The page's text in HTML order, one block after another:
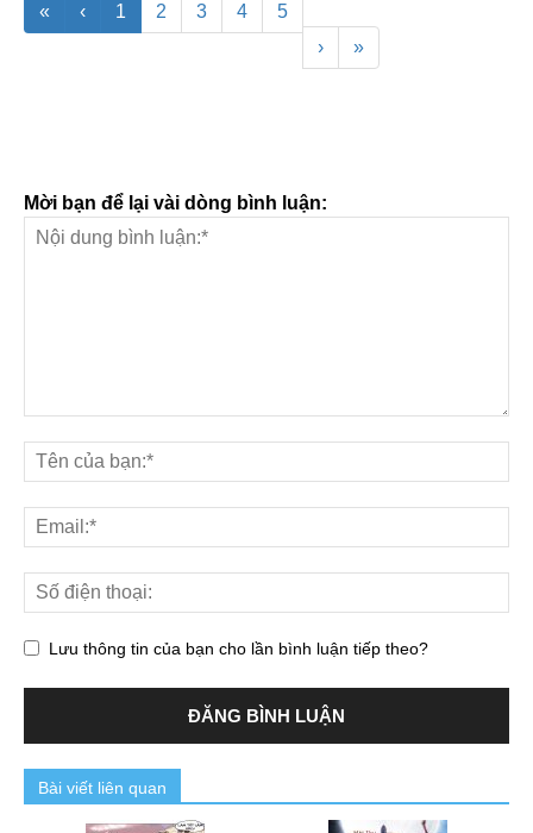
« ‹ 1 2 3 4
5
›
»
Mời bạn để lại vài dòng bình luận:
Lưu thông tin của bạn cho lần bình luận tiếp theo?
Bài viết liên quan